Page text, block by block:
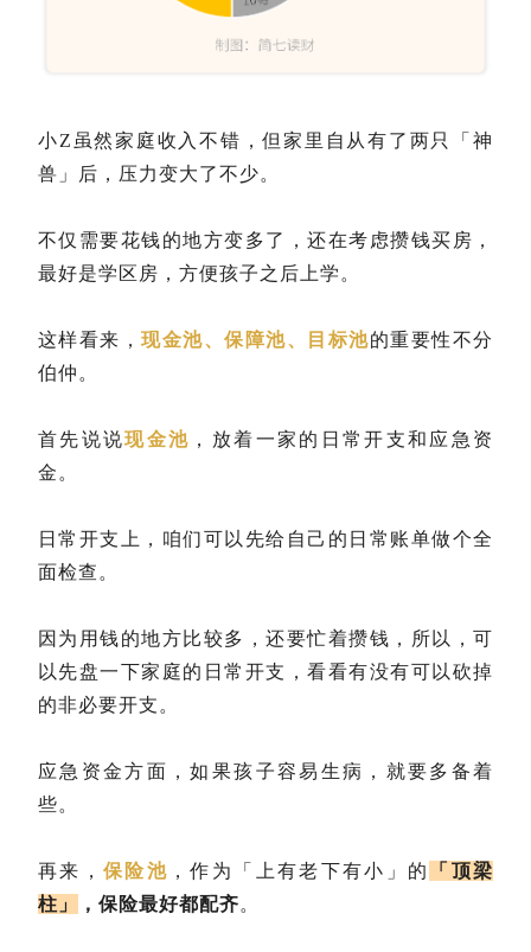
小Z虽然家庭收入不错，但家里自从有了两只「神
兽」后，压力变大了不少。
不仅需要花钱的地方变多了，还在考虑攒钱买房，
最好是学区房，方便孩子之后上学。
这样看来，现金池、保障池、目标池的重要性不分
伯仲。
首先说说现金池 ，放着一家的日常开支和应急资
金。
日常开支上，咱们可以先给自己的日常账单做个全
面检查。
因为用钱的地方比较多，还要忙着攒钱，所以，可
以先盘一下家庭的日常开支，看看有没有可以砍掉
的非必要开支。
应急资金方面，如果孩子容易生病，就要多备着
些。
再来，保险池 ，作为「上有老下有小」的
「顶梁
柱」
，保险最好都配齐。